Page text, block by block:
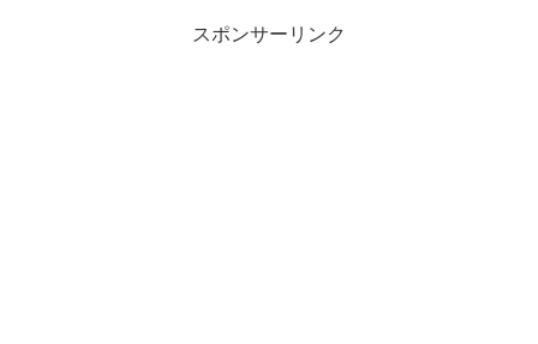
スポンサーリンク